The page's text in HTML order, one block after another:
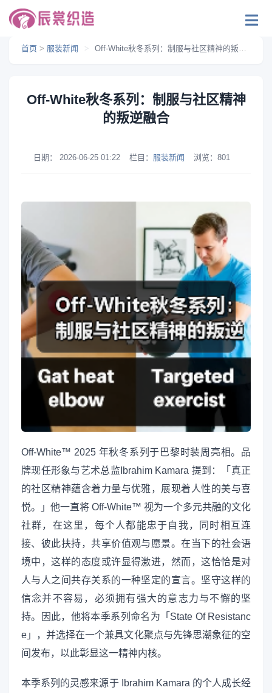
首页 > 服装新闻 > Off-White秋冬系列：制服与社区精神的叛逆融合
Off-White秋冬系列：制服与社区精神
的叛逆融合
日期： 2026-06-25 01:22 栏目： 服装新闻 浏览： 801
Off-White™ 2025 年秋冬系列于巴黎时装周亮相。品
牌现任形象与艺术总监Ibrahim Kamara 提到：「真正
的社区精神蕴含着力量与优雅，展现着人性的美与喜
悦。」他一直将 Off-White™ 视为一个多元共融的文化
社群，在这里，每个人都能忠于自我，同时相互连
接、彼此扶持，共享价值观与愿景。在当下的社会语
境中，这样的态度或许显得激进，然而，这恰恰是对
人与人之间共存关系的一种坚定的宣言。坚守这样的
信念并不容易，必须拥有强大的意志力与不懈的坚
持。因此，他将本季系列命名为「State Of Resistanc
e」，并选择在一个兼具文化聚点与先锋思潮象征的空
间发布，以此彰显这一精神内核。
本季系列的灵感来源于 Ibrahim Kamara 的个人成长经